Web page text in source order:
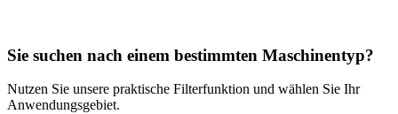
Sie suchen nach einem bestimmten Maschinentyp?
Nutzen Sie unsere praktische Filterfunktion und wählen Sie Ihr
Anwendungsgebiet.